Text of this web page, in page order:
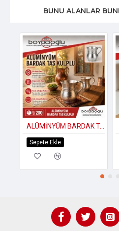
BUNU ALANLAR
ALÜMİNYÜM BARDAK TAS KULPLU
Sepete Ekle